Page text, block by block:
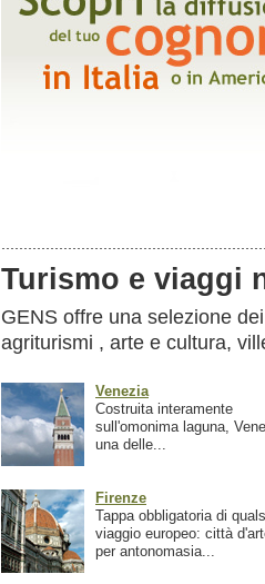
Turismo e viaggi
GENS offre una selezione
agriturismi , arte e cultura,
Venezia
Costruita interamente
sull'omonima laguna,
una delle...
Firenze
Tappa obbligatoria di
viaggio europeo: città
per antonomasia...